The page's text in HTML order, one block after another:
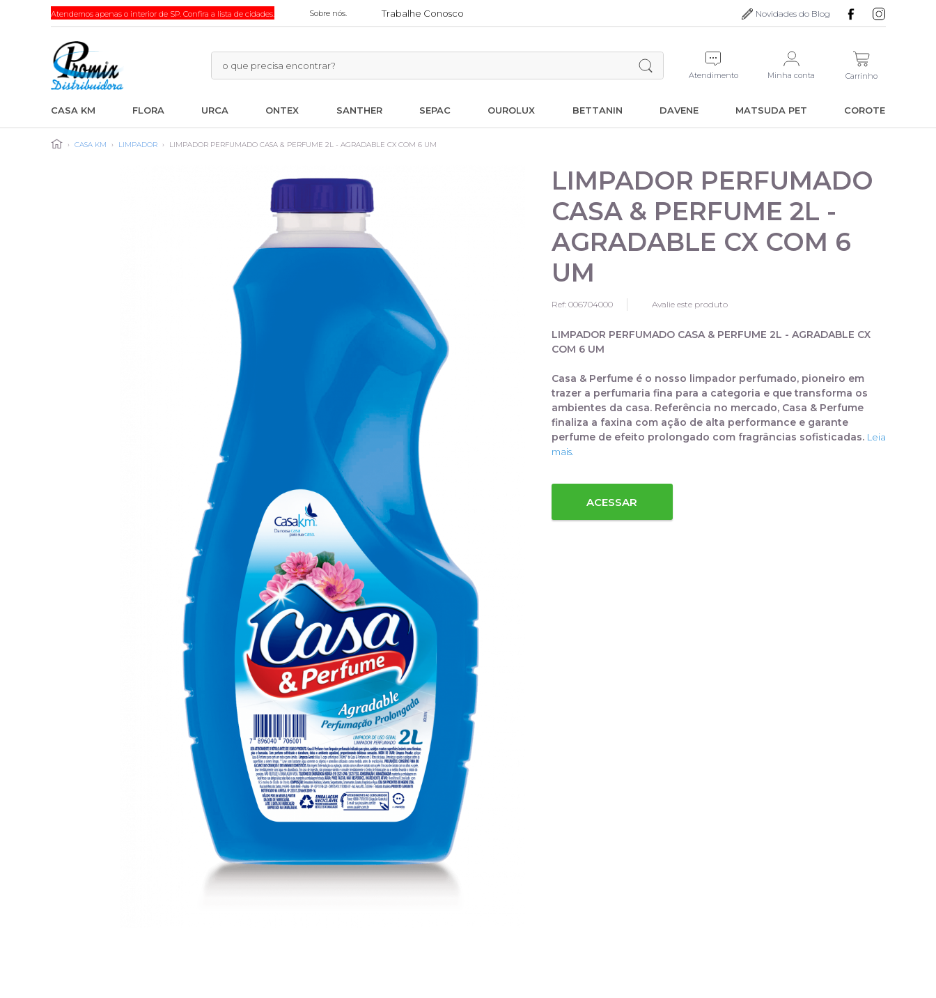
Atendemos apenas o interior de SP. Confira a lista de cidades. Sobre nós. Trabalhe Conosco Novidades do Blog
Atendimento Minha conta Carrinho
CASA KM FLORA URCA ONTEX SANTHER SEPAC OUROLUX BETTANIN DAVENE MATSUDA PET COROTE
› CASA KM › LIMPADOR › LIMPADOR PERFUMADO CASA & PERFUME 2L - AGRADABLE CX COM 6 UM
LIMPADOR PERFUMADO
CASA & PERFUME 2L -
AGRADABLE CX COM 6
UM
Ref: 006704000 Avalie este produto
LIMPADOR PERFUMADO CASA & PERFUME 2L - AGRADABLE CX
COM 6 UM
Casa & Perfume é o nosso limpador perfumado, pioneiro em
trazer a perfumaria fina para a categoria e que transforma os
ambientes da casa. Referência no mercado, Casa & Perfume
finaliza a faxina com ação de alta performance e garante
perfume de efeito prolongado com fragrâncias sofisticadas. Leia
mais.
ACESSAR